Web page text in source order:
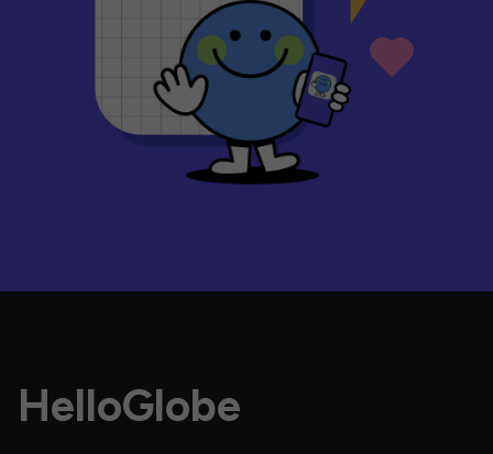
HelloGlobe